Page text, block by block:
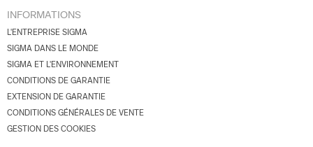
INFORMATIONS
L'ENTREPRISE SIGMA
SIGMA DANS LE MONDE
SIGMA ET L'ENVIRONNEMENT
CONDITIONS DE GARANTIE
EXTENSION DE GARANTIE
CONDITIONS GÉNÉRALES DE VENTE
GESTION DES COOKIES